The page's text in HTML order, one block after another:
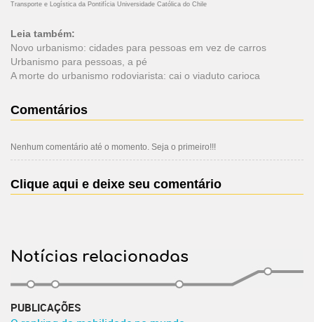
Transporte e Logística da Pontifícia Universidade Católica do Chile
Leia também:
Novo urbanismo: cidades para pessoas em vez de carros
Urbanismo para pessoas, a pé
A morte do urbanismo rodoviarista: cai o viaduto carioca
Comentários
Nenhum comentário até o momento. Seja o primeiro!!!
Clique aqui e deixe seu comentário
Notícias relacionadas
PUBLICAÇÕES